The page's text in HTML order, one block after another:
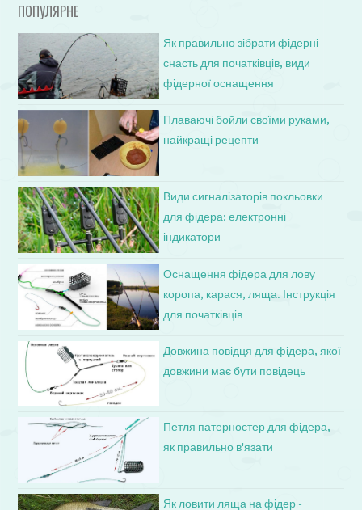
ПОПУЛЯРНЕ
Як правильно зібрати фідерні
снасть для початківців, види
фідерної оснащення
Плаваючі бойли своїми руками,
найкращі рецепти
Види сигналізаторів покльовки
для фідера: електронні
індикатори
Оснащення фідера для лову
коропа, карася, ляща. Інструкція
для початківців
Довжина повідця для фідера, якої
довжини має бути повідець
Петля патерностер для фідера,
як правильно в'язати
Як ловити ляща на фідер -